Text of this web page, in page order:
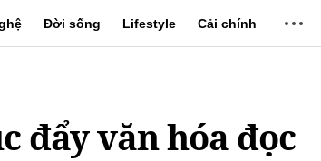
Đời sống Lifestyle Cải chính
đẩy văn hóa đọc